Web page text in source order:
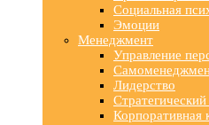
Социальная
Эмоции
Менеджмент
Управление
Лидерство
Корпоративная